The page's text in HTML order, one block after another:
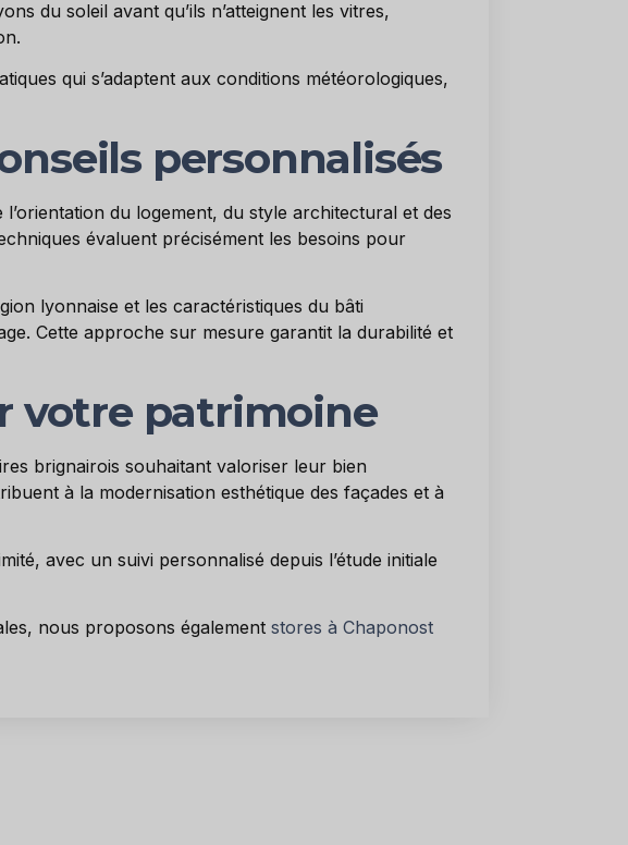
du soleil avant qu’ils n’atteignent les vitres,
qui s’adaptent aux conditions météorologiques,
personnalisés
du logement, du style architectural et des
évaluent précisément les besoins pour
lyonnaise et les caractéristiques du bâti
Cette approche sur mesure garantit la durabilité et
votre patrimoine
brignairois souhaitant valoriser leur bien
à la modernisation esthétique des façades et à
avec un suivi personnalisé depuis l’étude initiale
nous proposons également stores à Chaponost